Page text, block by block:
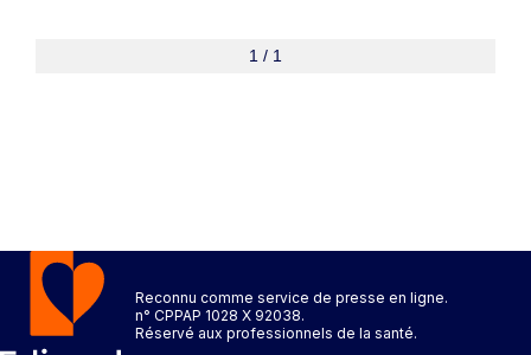
1 / 1
Reconnu comme service de presse en ligne.
n° CPPAP 1028 X 92038.
Réservé aux professionnels de la santé.